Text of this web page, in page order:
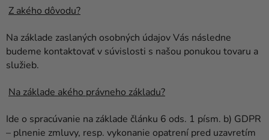
Párty
Blog
Kontakt
Z akého dôvodu?
Na základe zaslaných osobných údajov Vás následne
budeme kontaktovať v súvislosti s našou ponukou tovaru a
služieb.
Na základe akého právneho základu?
Ide o spracúvanie na základe článku 6 ods. 1 písm. b) GDPR
– plnenie zmluvy, resp. vykonanie opatrení pred uzavretím